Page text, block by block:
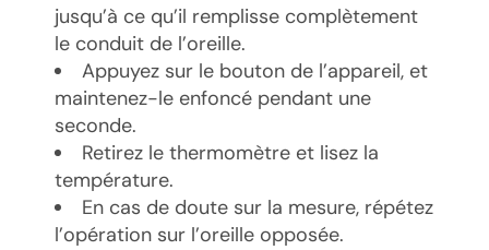
jusqu’à ce qu’il remplisse complètement
le conduit de l’oreille.
Appuyez sur le bouton de l’appareil, et
maintenez-le enfoncé pendant une
seconde.
Retirez le thermomètre et lisez la
température.
En cas de doute sur la mesure, répétez
l’opération sur l’oreille opposée.